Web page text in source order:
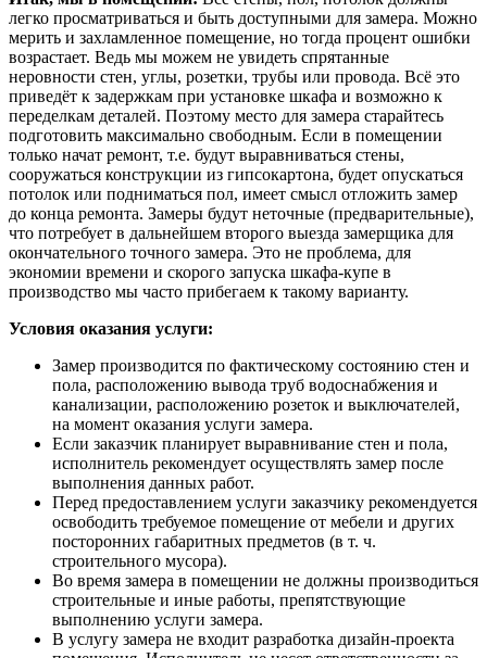
легко просматриваться и быть доступными для замера. Можно
мерить и захламленное помещение, но тогда процент ошибки
возрастает. Ведь мы можем не увидеть спрятанные
неровности стен, углы, розетки, трубы или провода. Всё это
приведёт к задержкам при установке шкафа и возможно к
переделкам деталей. Поэтому место для замера старайтесь
подготовить максимально свободным. Если в помещении
только начат ремонт, т.е. будут выравниваться стены,
сооружаться конструкции из гипсокартона, будет опускаться
потолок или подниматься пол, имеет смысл отложить замер
до конца ремонта. Замеры будут неточные (предварительные),
что потребует в дальнейшем второго выезда замерщика для
окончательного точного замера. Это не проблема, для
экономии времени и скорого запуска шкафа-купе в
производство мы часто прибегаем к такому варианту.
Условия оказания услуги:
Замер производится по фактическому состоянию стен и
пола, расположению вывода труб водоснабжения и
канализации, расположению розеток и выключателей,
на момент оказания услуги замера.
Если заказчик планирует выравнивание стен и пола,
исполнитель рекомендует осуществлять замер после
выполнения данных работ.
Перед предоставлением услуги заказчику рекомендуется
освободить требуемое помещение от мебели и других
посторонних габаритных предметов (в т. ч.
строительного мусора).
Во время замера в помещении не должны производиться
строительные и иные работы, препятствующие
выполнению услуги замера.
В услугу замера не входит разработка дизайн-проекта